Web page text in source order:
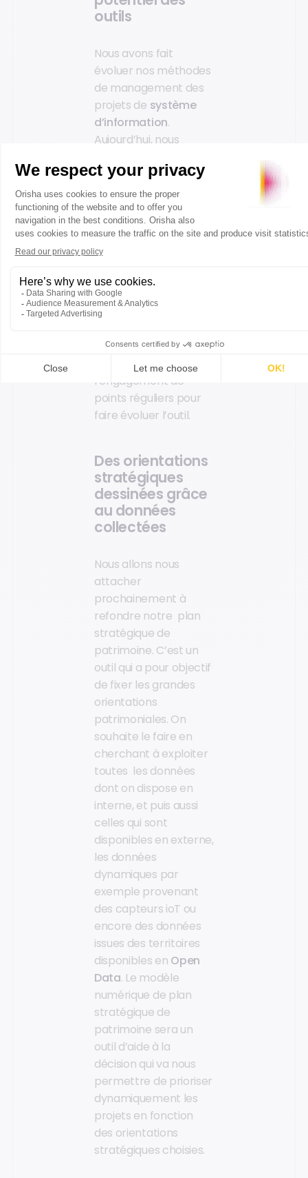
outils
Nous avons fait
évoluer nos méthodes
de management des
projets de système
d’information.
Aujourd’hui, nous
déployer un outil
digital même si l’outil
présente certaines
imperfections du point
Nous allons le mettre
en place avec ce que
l’on aime appeler :
clause de revoyure
mettons à disposition
des utilisateurs avec
l’engagement de
points réguliers pour
faire évoluer l’outil.
Des orientations
stratégiques
dessinées grâce
au données
collectées
Nous allons nous
attacher
prochainement à
refondre notre plan
stratégique de
patrimoine. C’est un
outil qui a pour objectif
de fixer les grandes
orientations
patrimoniales. On
souhaite le faire en
cherchant à exploiter
toutes les données
dont on dispose en
interne, et puis aussi
celles qui sont
disponibles en externe,
les données
dynamiques par
exemple provenant
des capteurs ioT ou
encore des données
issues des territoires
disponibles en Open
Data. Le modèle
numérique de plan
stratégique de
patrimoine sera un
outil d’aide à la
décision qui va nous
permettre de prioriser
dynamiquement les
projets en fonction
des orientations
stratégiques choisies.